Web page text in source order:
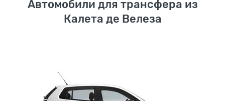
Автомобили для трансфера из
Калета де Велеза